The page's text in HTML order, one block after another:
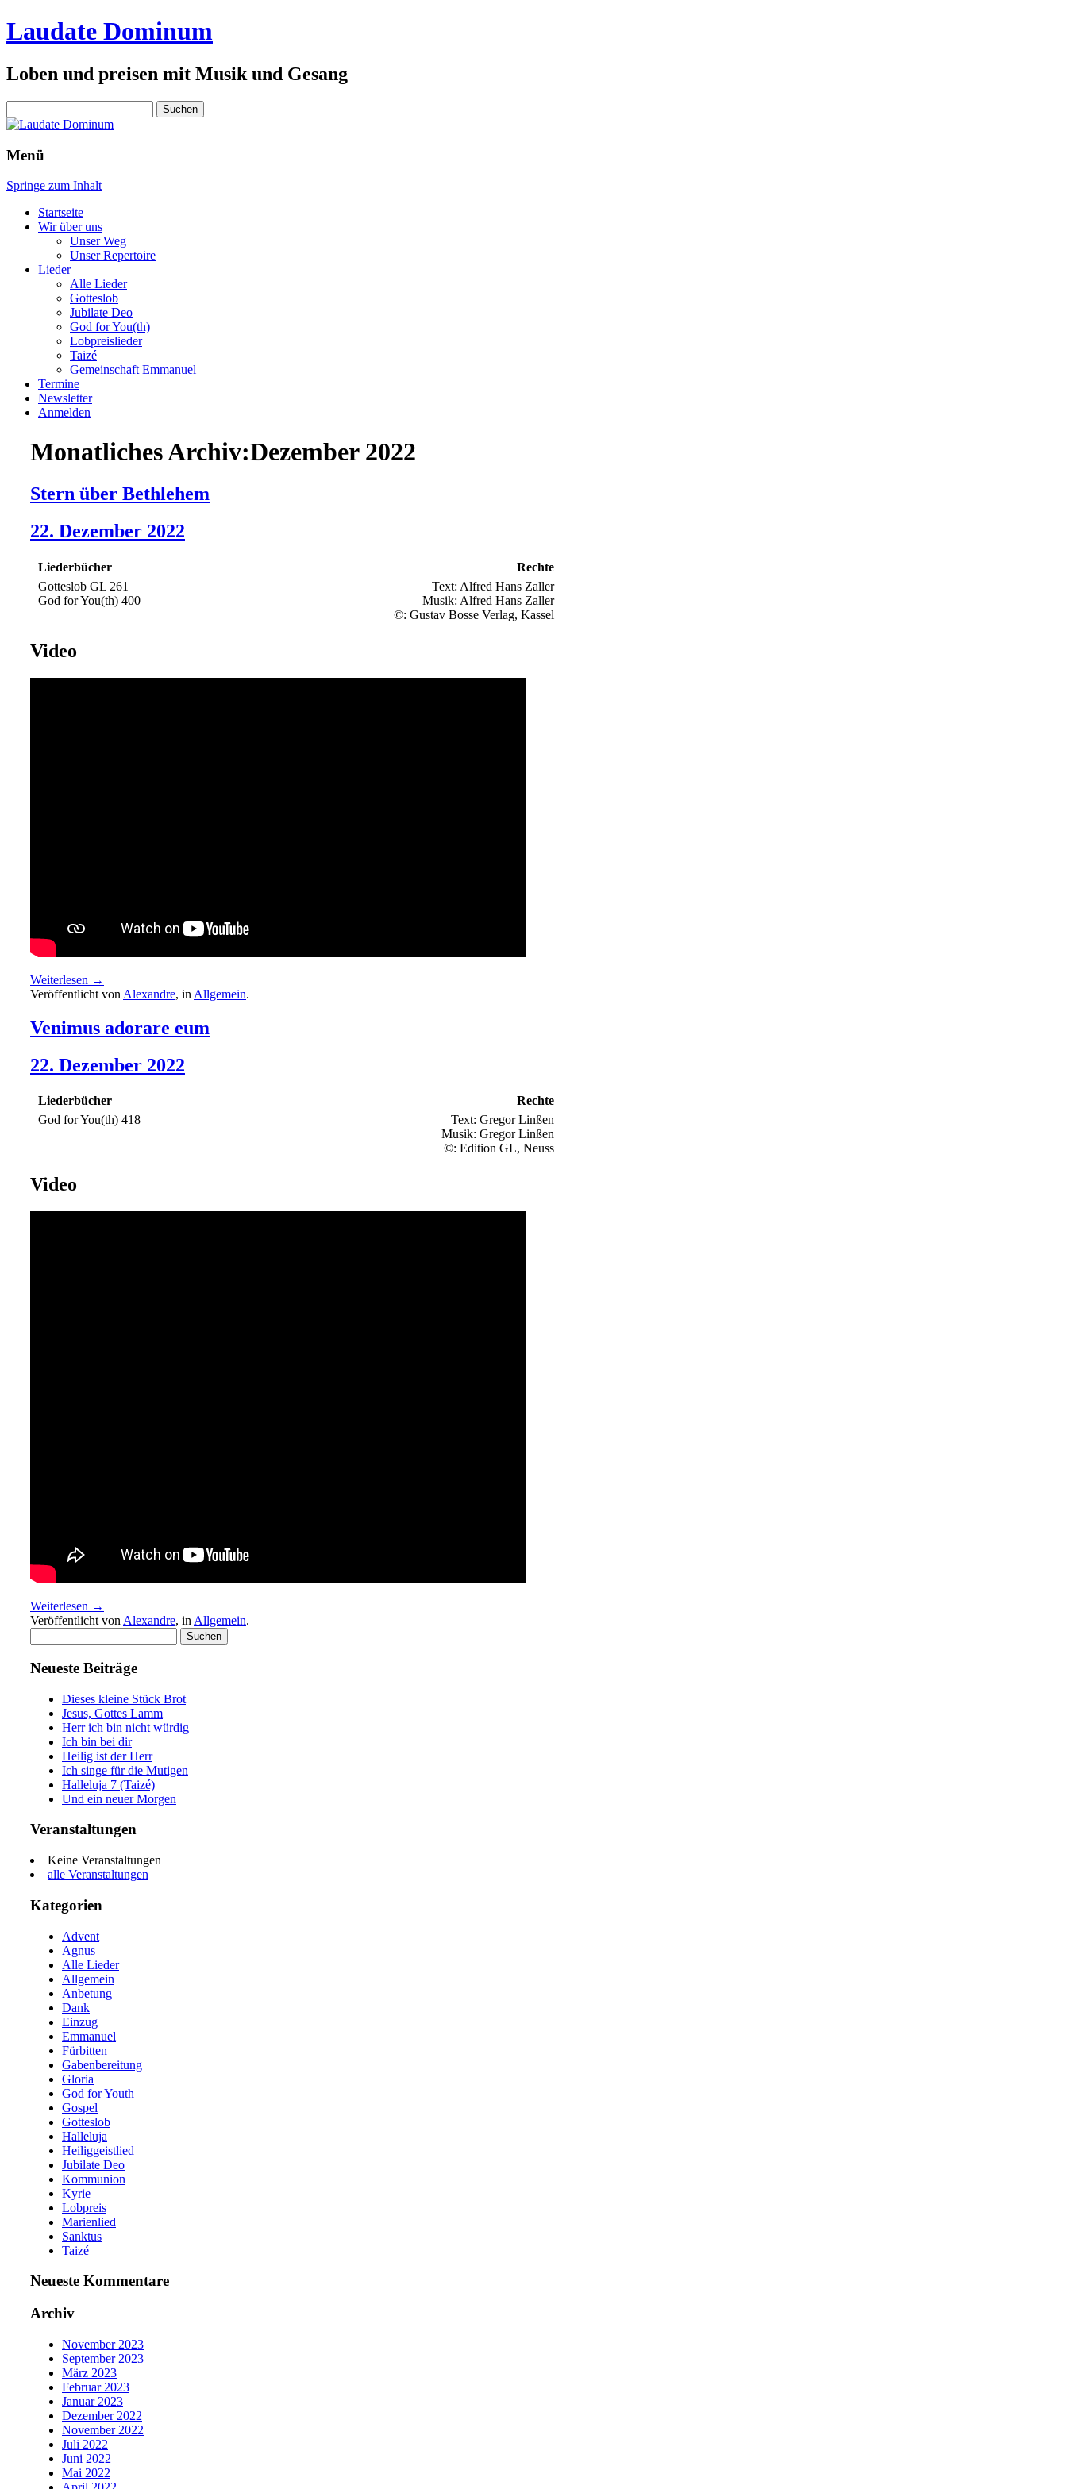
Laudate Dominum
Loben und preisen mit Musik und Gesang
nach:
Menü
Springe zum Inhalt
Startseite
Wir über uns
Unser Weg
Unser Repertoire
Lieder
Alle Lieder
Gotteslob
Jubilate Deo
God for You(th)
Lobpreislieder
Taizé
Gemeinschaft Emmanuel
Termine
Newsletter
Anmelden
Monatliches Archiv:Dezember 2022
Stern über Bethlehem
22. Dezember 2022
Liederbücher
Rechte
Gotteslob GL 261
God for You(th) 400
Text: Alfred Hans Zaller
Musik: Alfred Hans Zaller
©: Gustav Bosse Verlag, Kassel
Video
Weiterlesen →
Veröffentlicht von Alexandre, in Allgemein.
Venimus adorare eum
22. Dezember 2022
Liederbücher
Rechte
God for You(th) 418
Text: Gregor Linßen
Musik: Gregor Linßen
©: Edition GL, Neuss
Video
Weiterlesen →
Veröffentlicht von Alexandre, in Allgemein.
nach:
Neueste Beiträge
Dieses kleine Stück Brot
Jesus, Gottes Lamm
Herr ich bin nicht würdig
Ich bin bei dir
Heilig ist der Herr
Ich singe für die Mutigen
Halleluja 7 (Taizé)
Und ein neuer Morgen
Veranstaltungen
Keine Veranstaltungen
alle Veranstaltungen
Kategorien
Advent
Agnus
Alle Lieder
Allgemein
Anbetung
Dank
Einzug
Emmanuel
Fürbitten
Gabenbereitung
Gloria
God for Youth
Gospel
Gotteslob
Halleluja
Heiliggeistlied
Jubilate Deo
Kommunion
Kyrie
Lobpreis
Marienlied
Sanktus
Taizé
Neueste Kommentare
Archiv
November 2023
September 2023
März 2023
Februar 2023
Januar 2023
Dezember 2022
November 2022
Juli 2022
Juni 2022
Mai 2022